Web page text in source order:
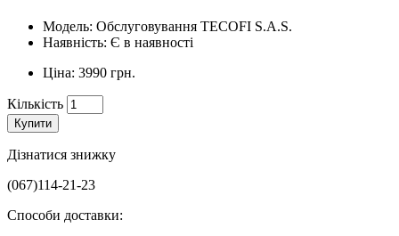
Модель: Обслуговування ТЕСOFI S.A.S.
Наявність: Є в наявності
Ціна: 3990 грн.
Кількість
Купити
Дізнатися знижку
(067)114-21-23
Способи доставки: